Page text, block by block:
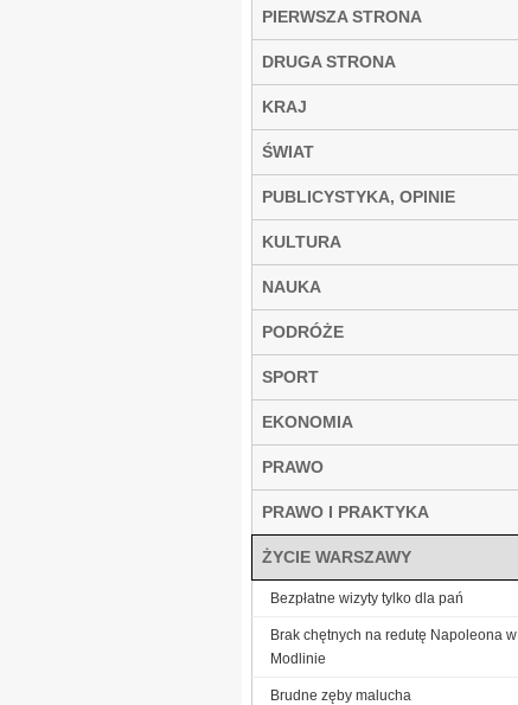
PIERWSZA STRONA
DRUGA STRONA
KRAJ
ŚWIAT
PUBLICYSTYKA, OPINIE
KULTURA
NAUKA
PODRÓŻE
SPORT
EKONOMIA
PRAWO
PRAWO I PRAKTYKA
ŻYCIE WARSZAWY
Bezpłatne wizyty tylko dla pań
Brak chętnych na redutę Napoleona w
Modlinie
Brudne zęby malucha